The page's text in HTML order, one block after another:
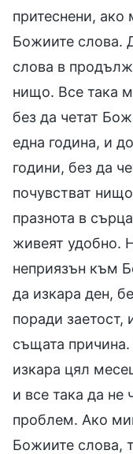
притеснени, ако
Божиите слова.
слова в
нищо. Все така
без да четат
една година, и
години, без да
почувстват
празнота в
живеят удобно.
неприязън към
да изкара ден,
поради
същата
изкара цял
и все така да не
проблем. Ако
Божиите слова,